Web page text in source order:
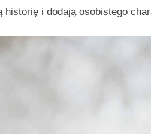
historię i dodają osobistego